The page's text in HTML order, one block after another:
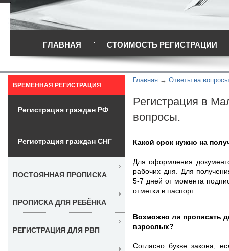
ГЛАВНАЯ СТОИМОСТЬ РЕГИСТРАЦИИ
Главная Ответы на
Регистрация в
вопросы.
Какой срок нужно на
Для оформления
рабочих дня. Для
5-7 дней от момента
отметки в паспорт.
Возможно ли прописать
взрослых?
Согласно букве закона,
ВРЕМЕННАЯ РЕГИСТРАЦИЯ
Регистрация граждан РФ
Регистрация граждан СНГ
ПОСТОЯННАЯ ПРОПИСКА
ПРОПИСКА ДЛЯ РЕБЁНКА
РЕГИСТРАЦИЯ ДЛЯ РВП